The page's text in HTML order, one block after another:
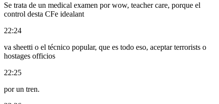
Se trata de un medical examen por wow, teacher care, porque el
control desta CFe idealant
22:24
va sheetti o el técnico popular, que es todo eso, aceptar terrorists o
hostages officios
22:25
por un tren.